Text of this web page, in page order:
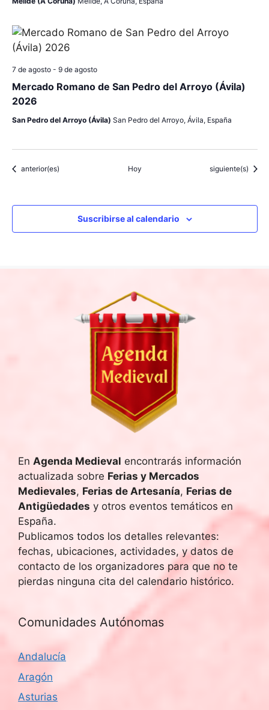
Mercado Romano de San Pedro del Arroyo (Ávila)
2026
7 de agosto- 9 de agosto
San Pedro del Arroyo (Ávila) San Pedro del Arroyo, Ávila, España
Eventos
anterior(es) Hoy Eventos
siguiente(s)
Suscribirse al calendario
En Agenda Medieval encontrarás información
actualizada sobre Ferias y Mercados
Medievales, Ferias de Artesanía, Ferias de
Antigüedades y otros eventos temáticos en
España.
Publicamos todos los detalles relevantes:
fechas, ubicaciones, actividades, y datos de
contacto de los organizadores para que no te
pierdas ninguna cita del calendario histórico.
Comunidades Autónomas
Andalucía
Aragón
Asturias